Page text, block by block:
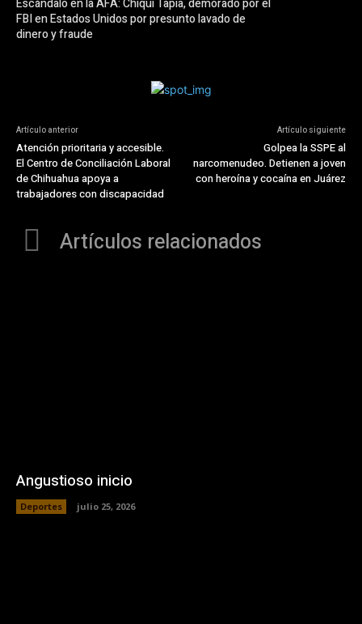
FBI en Estados Unidos por presunto lavado de
dinero y fraude
Artículo anterior
Atención prioritaria y accesible.
El Centro de Conciliación Laboral
de Chihuahua apoya a
trabajadores con discapacidad
Artículo siguiente
Golpea la SSPE al
narcomenudeo. Detienen a joven
con heroína y cocaína en Juárez
Artículos relacionados
Angustioso inicio
Deportes julio 25, 2026